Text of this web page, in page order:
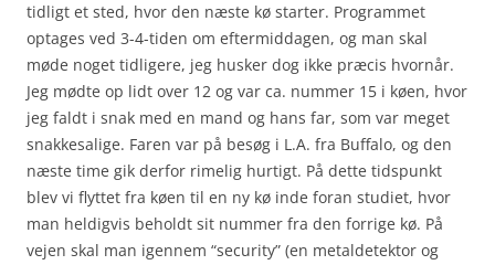
tidligt et sted, hvor den næste kø starter. Programmet
optages ved 3-4-tiden om eftermiddagen, og man skal
møde noget tidligere, jeg husker dog ikke præcis hvornår.
Jeg mødte op lidt over 12 og var ca. nummer 15 i køen, hvor
jeg faldt i snak med en mand og hans far, som var meget
snakkesalige. Faren var på besøg i L.A. fra Buffalo, og den
næste time gik derfor rimelig hurtigt. På dette tidspunkt
blev vi flyttet fra køen til en ny kø inde foran studiet, hvor
man heldigvis beholdt sit nummer fra den forrige kø. På
vejen skal man igennem “security” (en metaldetektor og